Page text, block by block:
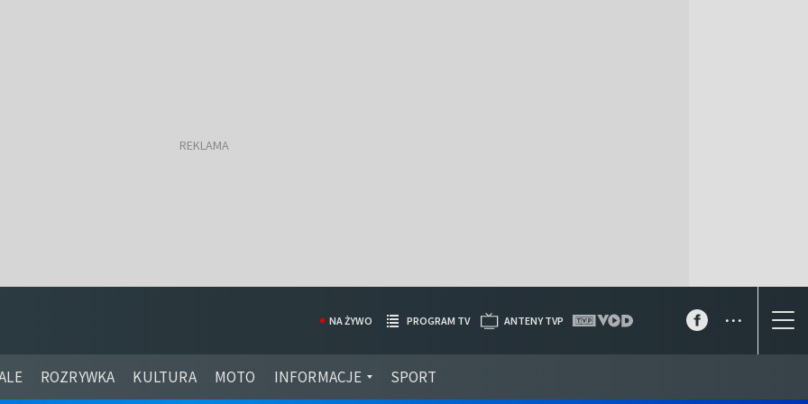
ROZRYWKA KULTURA MOTO INFORMACJE SPORT
NA ŻYWO PROGRAM TV ANTENY TVP ...